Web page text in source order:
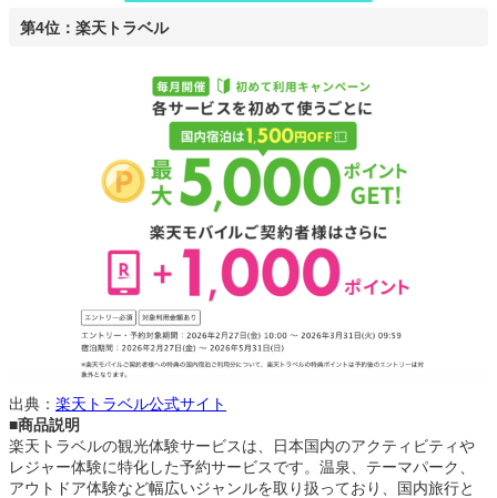
第4位：楽天トラベル
出典： 楽天トラベル公式サイト
■商品説明
楽天トラベルの観光体験サービスは、日本国内のアクティビティや
レジャー体験に特化した予約サービスです。温泉、テーマパーク、
アウトドア体験など幅広いジャンルを取り扱っており、国内旅行と